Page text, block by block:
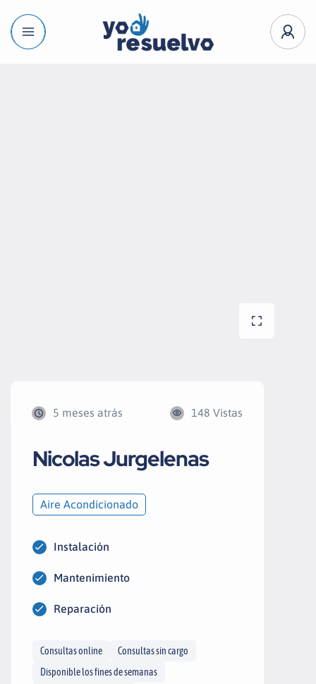
5 meses atrás 148 Vistas
Nicolas Jurgelenas
Aire Acondicionado
Instalación
Mantenimiento
Reparación
Consultas online
Consultas sin cargo
Disponible los fines de semanas